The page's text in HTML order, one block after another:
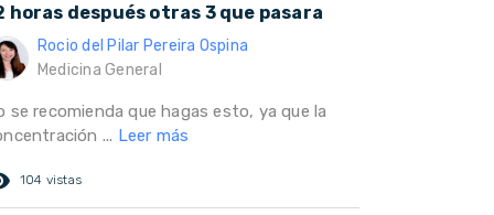
horas después otras 3 que pasara
Rocio del Pilar Pereira Ospina
Medicina General
se recomienda que hagas esto, ya que la
... Leer más
104 vistas